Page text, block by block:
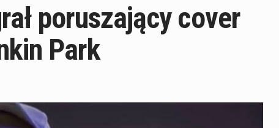
poruszający cover
Park